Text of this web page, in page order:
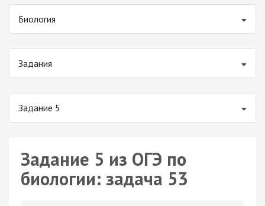
Биология
Задания
Задание 5
Задание 5 из ОГЭ по
биологии: задача 53